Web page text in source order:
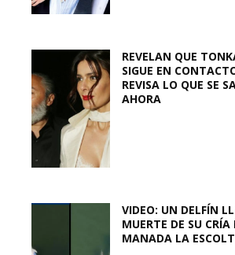
REVELAN QUE
SIGUE EN
REVISA LO QUE SE
AHORA
VIDEO: UN DELFÍN
MUERTE DE SU
MANADA LA